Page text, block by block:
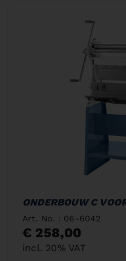
ONDERBOUW C
Art. No. : 06-6042
€ 258,00
incl. 20% VAT